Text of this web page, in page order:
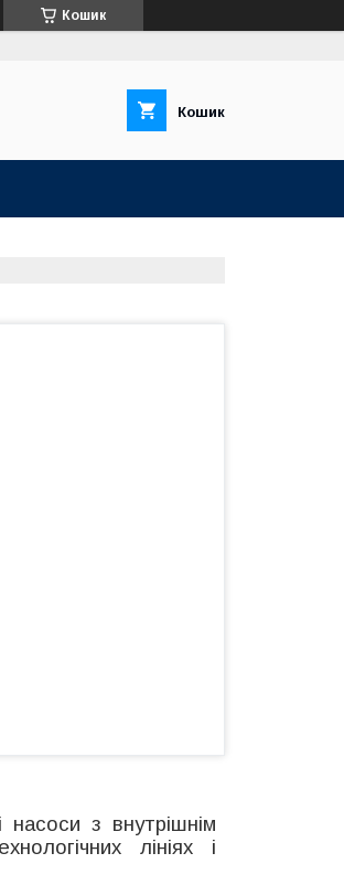
Кошик
Кошик
з внутрішнім
лініях і